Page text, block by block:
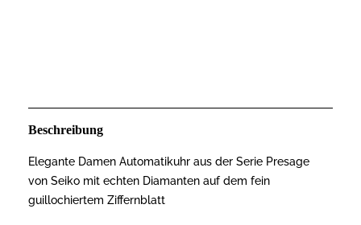
Beschreibung
Elegante Damen Automatikuhr aus der Serie Presage
von Seiko mit echten Diamanten auf dem fein
guillochiertem Ziffernblatt